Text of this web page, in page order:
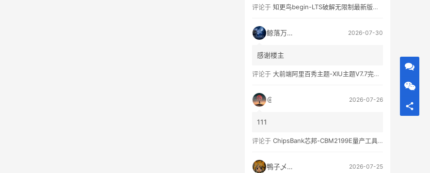
评论于 知更鸟begin-LTS破解无限制最新版WordPress主题模板
鲸落万物生 2026-07-30
感谢楼主
评论于 大前端阿里百秀主题-XIU主题V7.7完美破解无限制版
2026-07-26
111
评论于 ChipsBank芯邦-CBM2199E量产工具亲测可用
鴨子乄選択 2026-07-25